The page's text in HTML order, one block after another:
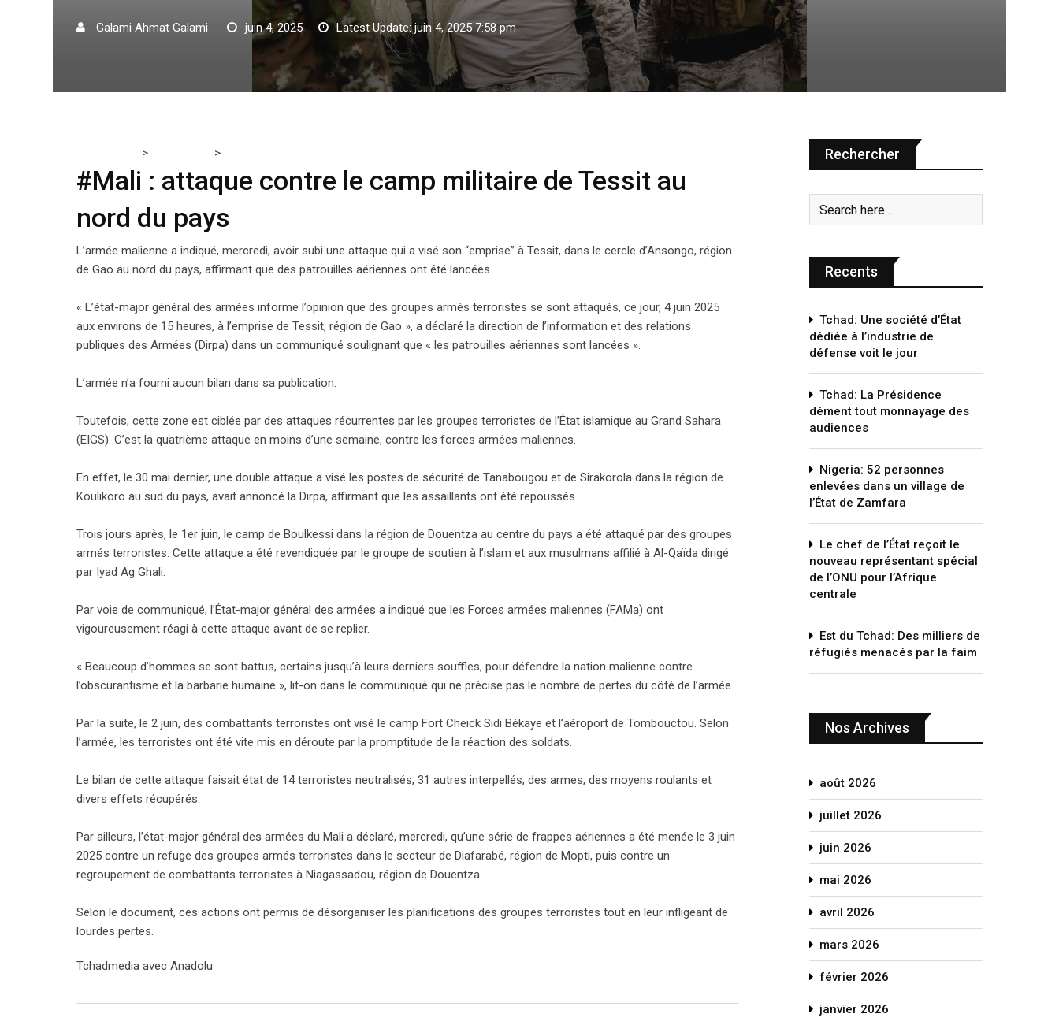
Galami Ahmat Galami juin 4, 2025 Latest Update: juin 4, 2025 7:58 pm
> >
#Mali : attaque contre le camp militaire de Tessit au
nord du pays
L’armée malienne a indiqué, mercredi, avoir subi une attaque qui a visé son “emprise” à Tessit, dans le cercle d’Ansongo, région
de Gao au nord du pays, affirmant que des patrouilles aériennes ont été lancées.
« L’état-major général des armées informe l’opinion que des groupes armés terroristes se sont attaqués, ce jour, 4 juin 2025
aux environs de 15 heures, à l’emprise de Tessit, région de Gao », a déclaré la direction de l’information et des relations
publiques des Armées (Dirpa) dans un communiqué soulignant que « les patrouilles aériennes sont lancées ».
L’armée n’a fourni aucun bilan dans sa publication.
Toutefois, cette zone est ciblée par des attaques récurrentes par les groupes terroristes de l’État islamique au Grand Sahara
(EIGS). C’est la quatrième attaque en moins d’une semaine, contre les forces armées maliennes.
En effet, le 30 mai dernier, une double attaque a visé les postes de sécurité de Tanabougou et de Sirakorola dans la région de
Koulikoro au sud du pays, avait annoncé la Dirpa, affirmant que les assaillants ont été repoussés.
Trois jours après, le 1er juin, le camp de Boulkessi dans la région de Douentza au centre du pays a été attaqué par des groupes
armés terroristes. Cette attaque a été revendiquée par le groupe de soutien à l’islam et aux musulmans affilié à Al-Qaïda dirigé
par Iyad Ag Ghali.
Par voie de communiqué, l’État-major général des armées a indiqué que les Forces armées maliennes (FAMa) ont
vigoureusement réagi à cette attaque avant de se replier.
« Beaucoup d’hommes se sont battus, certains jusqu’à leurs derniers souffles, pour défendre la nation malienne contre
l’obscurantisme et la barbarie humaine », lit-on dans le communiqué qui ne précise pas le nombre de pertes du côté de l’armée.
Par la suite, le 2 juin, des combattants terroristes ont visé le camp Fort Cheick Sidi Békaye et l’aéroport de Tombouctou. Selon
l’armée, les terroristes ont été vite mis en déroute par la promptitude de la réaction des soldats.
Le bilan de cette attaque faisait état de 14 terroristes neutralisés, 31 autres interpellés, des armes, des moyens roulants et
divers effets récupérés.
Par ailleurs, l’état-major général des armées du Mali a déclaré, mercredi, qu’une série de frappes aériennes a été menée le 3 juin
2025 contre un refuge des groupes armés terroristes dans le secteur de Diafarabé, région de Mopti, puis contre un
regroupement de combattants terroristes à Niagassadou, région de Douentza.
Selon le document, ces actions ont permis de désorganiser les planifications des groupes terroristes tout en leur infligeant de
lourdes pertes.
Tchadmedia avec Anadolu
Rechercher
Recents
Tchad: Une société d’État
dédiée à l’industrie de
défense voit le jour
Tchad: La Présidence
dément tout monnayage des
audiences
Nigeria: 52 personnes
enlevées dans un village de
l’État de Zamfara
Le chef de l’État reçoit le
nouveau représentant spécial
de l’ONU pour l’Afrique
centrale
Est du Tchad: Des milliers de
réfugiés menacés par la faim
Nos Archives
août 2026
juillet 2026
juin 2026
mai 2026
avril 2026
mars 2026
février 2026
janvier 2026